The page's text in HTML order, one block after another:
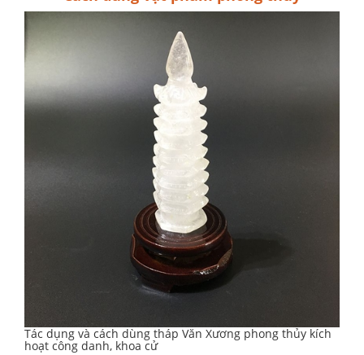
Tác dụng và cách dùng tháp Văn Xương phong thủy kích
hoạt công danh, khoa cử